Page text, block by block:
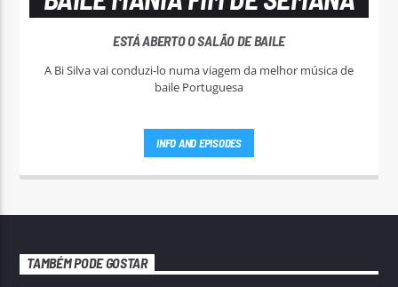
ESTÁ ABERTO O SALÃO DE BAILE
A Bi Silva vai conduzi-lo numa viagem da melhor música de
baile Portuguesa
INFO AND EPISODES
TAMBÉM PODE GOSTAR